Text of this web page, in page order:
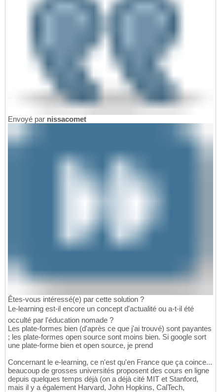
Envoyé par nissacomet
Êtes-vous intéressé(e) par cette solution ?
Le-learning est-il encore un concept d'actualité ou a-t-il été
occulté par l'éducation nomade ?
Les plate-formes bien (d'après ce que j'ai trouvé) sont payantes
; les plate-formes open source sont moins bien. Si google sort
une plate-forme bien et open source, je prend
Concernant le e-learning, ce n'est qu'en France que ça coince...
beaucoup de grosses universités proposent des cours en ligne
depuis quelques temps déjà (on a déjà cité MIT et Stanford,
mais il y a également Harvard, John Hopkins, CalTech,